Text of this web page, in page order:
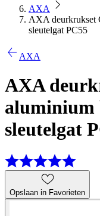
AXA
AXA deurkrukset
sleutelgat PC55
AXA
AXA
aluminium
sleutelgat
Opslaan in Favorieten